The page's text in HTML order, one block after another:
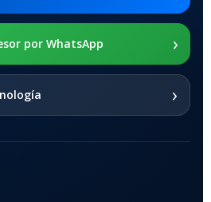
SOPORTE DE APOYO
por WhatsApp ›
›